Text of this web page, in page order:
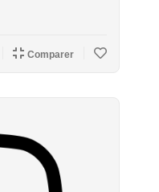
Comparer